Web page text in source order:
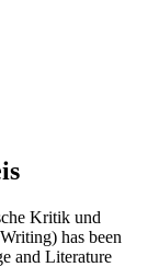
Kritik und
has been
and Literature